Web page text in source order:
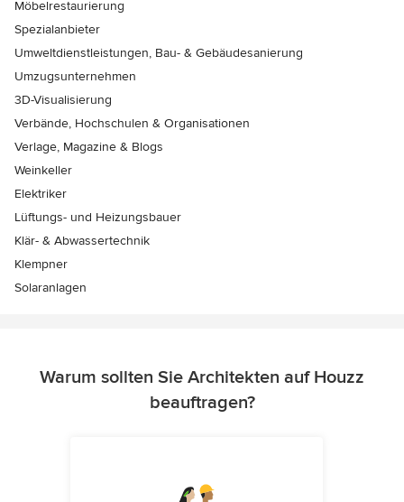
Möbelrestaurierung
Spezialanbieter
Umweltdienstleistungen, Bau- & Gebäudesanierung
Umzugsunternehmen
3D-Visualisierung
Verbände, Hochschulen & Organisationen
Verlage, Magazine & Blogs
Weinkeller
Elektriker
Lüftungs- und Heizungsbauer
Klär- & Abwassertechnik
Klempner
Solaranlagen
Warum sollten Sie Architekten auf Houzz
beauftragen?